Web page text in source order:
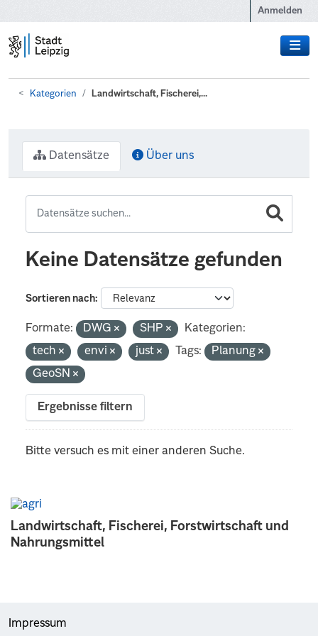
Anmelden
Kategorien Landwirtschaft, Fischerei,...
Landwirtschaft, Fischerei, Forstwirtschaft und
Nahrungsmittel
Datensätze Über uns
Keine Datensätze gefunden
Sortieren nach
Formate: DWG SHP
Kategorien:
tech
envi just Tags:
Planung
GeoSN
Ergebnisse filtern
Bitte versuch es mit einer anderen Suche.
Impressum